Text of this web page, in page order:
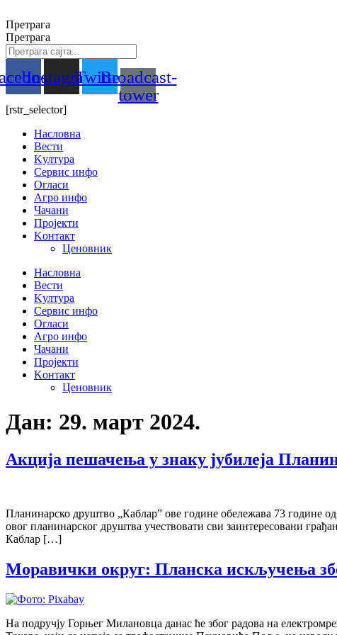
на
садржај
Претрага
Претрага
InstagramTwitterBroadcast-
tower
[rstr_selector]
Насловна
Вести
Kултура
Сервис инфо
Огласи
Агро инфо
Чачани
Пројекти
Kонтакт
Ценовник
Насловна
Вести
Kултура
Сервис инфо
Огласи
Агро инфо
Чачани
Пројекти
Kонтакт
Ценовник
Дан: 29. март 2024.
Акција пешачења у знаку јубилеја
Планинарско друштво „Каблар” ове године обележава 73 године
овог планинарског друштва учествовати сви заинтересовани
Каблар […]
Моравички округ: Планска искључења
На подручју Горњег Милановца данас ће због радова на